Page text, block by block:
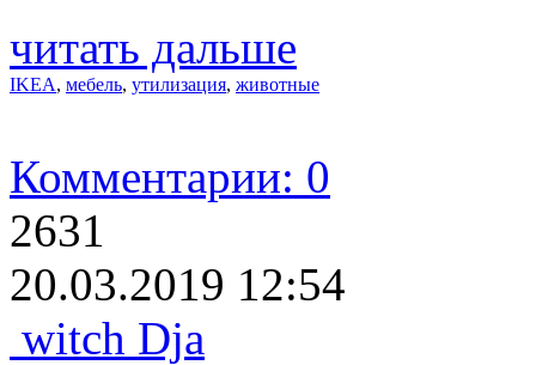
читать дальше
IKEA, мебель, утилизация, животные
Комментарии: 0
2631
20.03.2019 12:54
witch Dja